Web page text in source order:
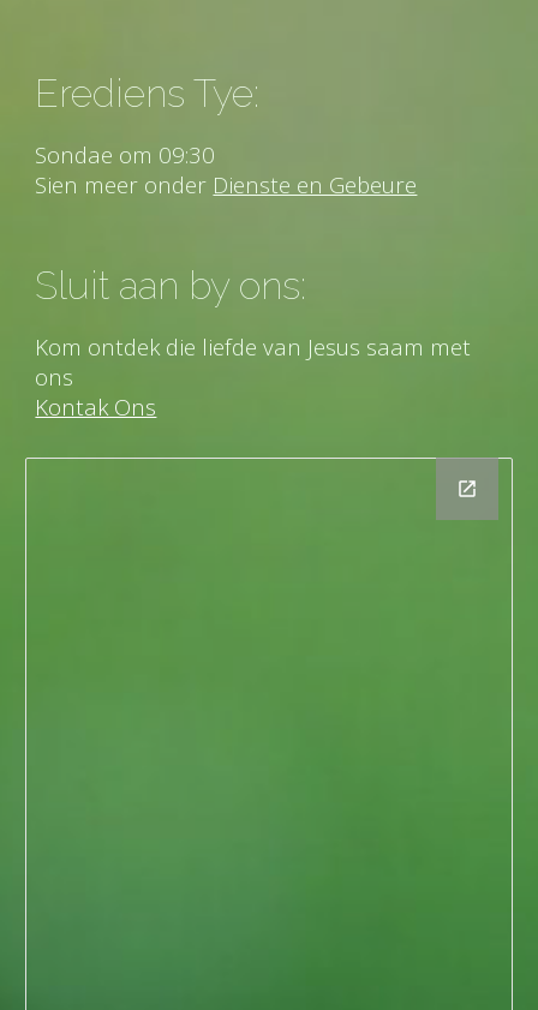
Erediens Tye:
Sondae om 09:30
Sien meer onder Dienste en Gebeure
Sluit aan by ons:
Kom ontdek die liefde van Jesus saam met
ons
Kontak Ons